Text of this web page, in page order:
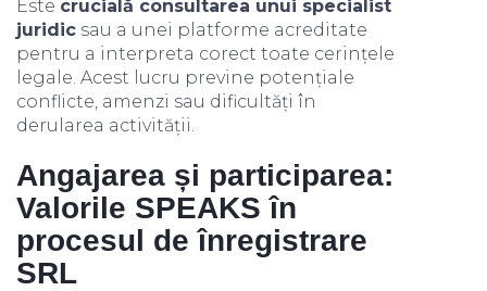
Este crucială consultarea unui specialist
juridic sau a unei platforme acreditate
pentru a interpreta corect toate cerințele
legale. Acest lucru previne potențiale
conflicte, amenzi sau dificultăți în
derularea activității.
Angajarea și participarea:
Valorile SPEAKS în
procesul de înregistrare
SRL